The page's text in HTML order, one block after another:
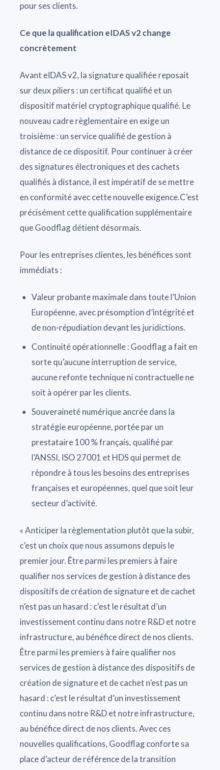
pour ses clients.
Ce que la qualification eIDAS v2 change
concrètement
Avant eIDAS v2, la signature qualifiée reposait
sur deux piliers : un certificat qualifié et un
dispositif matériel cryptographique qualifié. Le
nouveau cadre règlementaire en exige un
troisième : un service qualifié de gestion à
distance de ce dispositif. Pour continuer à créer
des signatures électroniques et des cachets
qualifiés à distance, il est impératif de se mettre
en conformité avec cette nouvelle exigence.C’est
précisément cette qualification supplémentaire
que Goodflag détient désormais.
Pour les entreprises clientes, les bénéfices sont
immédiats :
Valeur probante maximale dans toute l’Union
Européenne, avec présomption d’intégrité et
de non-répudiation devant les juridictions.
Continuité opérationnelle : Goodflag a fait en
sorte qu’aucune interruption de service,
aucune refonte technique ni contractuelle ne
soit à opérer par les clients.
Souveraineté numérique ancrée dans la
stratégie européenne, portée par un
prestataire 100 % français, qualifié par
l’ANSSI, ISO 27001 et HDS qui permet de
répondre à tous les besoins des entreprises
françaises et européennes, quel que soit leur
secteur d’activité.
« Anticiper la règlementation plutôt que la subir,
c’est un choix que nous assumons depuis le
premier jour. Être parmi les premiers à faire
qualifier nos services de gestion à distance des
dispositifs de création de signature et de cachet
n’est pas un hasard : c’est le résultat d’un
investissement continu dans notre R&D et notre
infrastructure, au bénéfice direct de nos clients.
Être parmi les premiers à faire qualifier nos
services de gestion à distance des dispositifs de
création de signature et de cachet n’est pas un
hasard : c’est le résultat d’un investissement
continu dans notre R&D et notre infrastructure,
au bénéfice direct de nos clients. Avec ces
nouvelles qualifications, Goodflag conforte sa
place d’acteur de référence de la transition